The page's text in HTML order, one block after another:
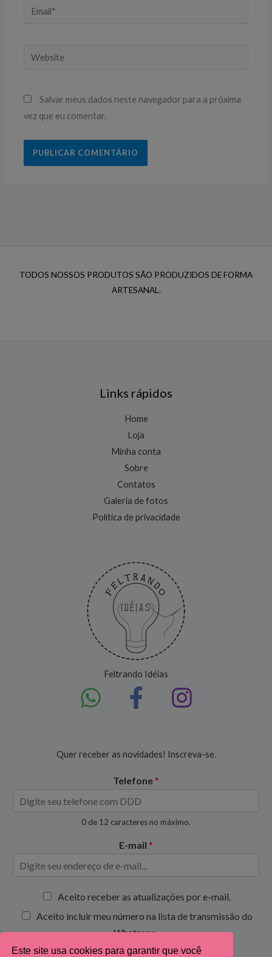
Email*
Website
Salvar meus dados neste navegador para a próxima
vez que eu comentar.
TODOS NOSSOS PRODUTOS SÃO PRODUZIDOS DE FORMA
ARTESANAL.
Links rápidos
Home
Loja
Minha conta
Sobre
Contatos
Galeria de fotos
Política de privacidade
Feltrando Idéias
Quer receber as novidades! Inscreva-se.
Telefone *
0 de 12 caracteres no máximo.
E-mail *
x
Aceito receber as atualizações por e-mail.
Aceito incluir meu número na lista de transmissão do
Whatsapp.
Este site usa cookies para garantir que você